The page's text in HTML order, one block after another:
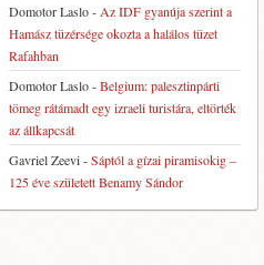
Domotor Laslo- Az IDF gyanúja szerint a
Hamász tüzérsége okozta a halálos tüzet
Rafahban
Domotor Laslo-Belgium: palesztinpárti
tömeg rátámadt egy izraeli turistára, eltörték
az állkapcsát
Gavriel Zeevi-Sáptól a gízai piramisokig –
125 éve született Benamy Sándor